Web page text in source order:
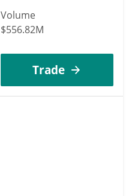
Volume
$556.82M
Trade